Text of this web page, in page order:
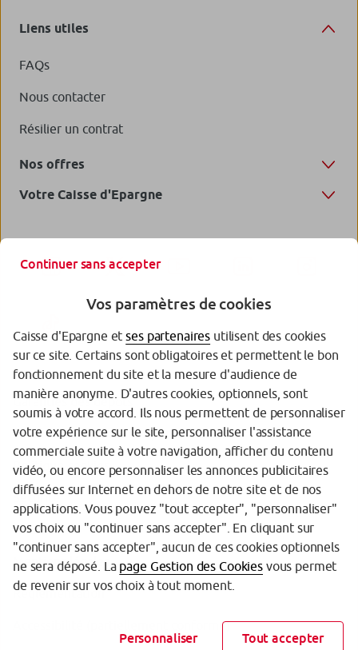
Liens utiles
FAQs
Nous contacter
Résilier un contrat
Nos offres
Votre Caisse d'Epargne
Garanties des dépôts
Protection des données personnelles
Politique cookies
Sécurité
Tarifs
Mentions légales
Réglementation
Accessibilité (partiellement conforme)
Continuer sans accepter
Vos paramètres de cookies
Caisse d'Epargne etses partenaires utilisent des cookies
sur ce site. Certains sont obligatoires et permettent le bon
fonctionnement du site et la mesure d'audience de
manière anonyme. D'autres cookies, optionnels, sont
soumis à votre accord. Ils nous permettent de personnaliser
votre expérience sur le site, personnaliser l'assistance
commerciale suite à votre navigation, afficher du contenu
vidéo, ou encore personnaliser les annonces publicitaires
diffusées sur Internet en dehors de notre site et de nos
applications. Vous pouvez "tout accepter", "personnaliser"
vos choix ou "continuer sans accepter". En cliquant sur
"continuer sans accepter", aucun de ces cookies optionnels
ne sera déposé. La page Gestion des Cookiesvous permet
de revenir sur vos choix à tout moment.
Personnaliser Tout accepter